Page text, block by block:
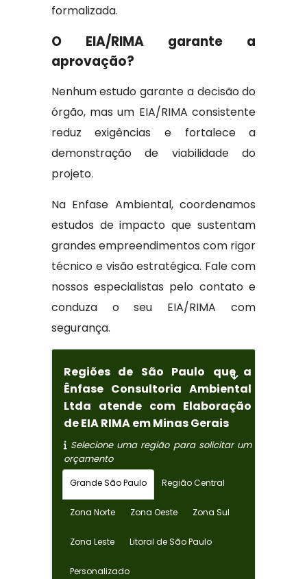
formalizada.
O EIA/RIMA garante a
aprovação?
Nenhum estudo garante a decisão do
órgão, mas um EIA/RIMA consistente
reduz exigências e fortalece a
demonstração de viabilidade do
projeto.
Na Enfase Ambiental, coordenamos
estudos de impacto que sustentam
grandes empreendimentos com rigor
técnico e visão estratégica. Fale com
nossos especialistas pelo contato e
conduza o seu EIA/RIMA com
segurança.
Regiões de São Paulo que a
Ênfase Consultoria Ambiental
Ltda atende com Elaboração
de EIA RIMA em Minas Gerais
Selecione uma região para solicitar um
orçamento
Grande São Paulo Região Central
Zona Norte Zona Oeste Zona Sul
Zona Leste Litoral de São Paulo
Personalizado